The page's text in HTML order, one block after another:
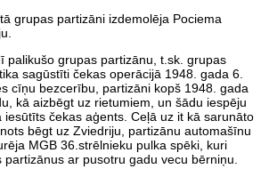
grupas partizāni izdemolēja Pociema
palikušo grupas partizānu, t.sk. grupas
tika sagūstīti čekas operācijā 1948. gada 6.
cīņu bezcerību, partizāni kopš 1948. gada
kā aizbēgt uz rietumiem, un šādu iespēju
iesūtīts čekas aģents. Ceļā uz it kā sarunāto
bēgt uz Zviedriju, partizānu automašīnu
MGB 36.strēlnieku pulka spēki, kuri
ar pusotru gadu vecu bērniņu.